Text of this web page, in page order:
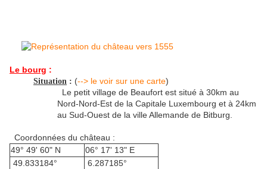
Le bourg :
Situation : (--> le voir sur une carte)
Le petit village de Beaufort est situé à 30km au
Nord-Nord-Est de la Capitale Luxembourg et à 24km
au Sud-Ouest de la ville Allemande de Bitburg.
Coordonnées du château :
49° 49' 60" N
06° 17' 13" E
49.833184°
6.287185°